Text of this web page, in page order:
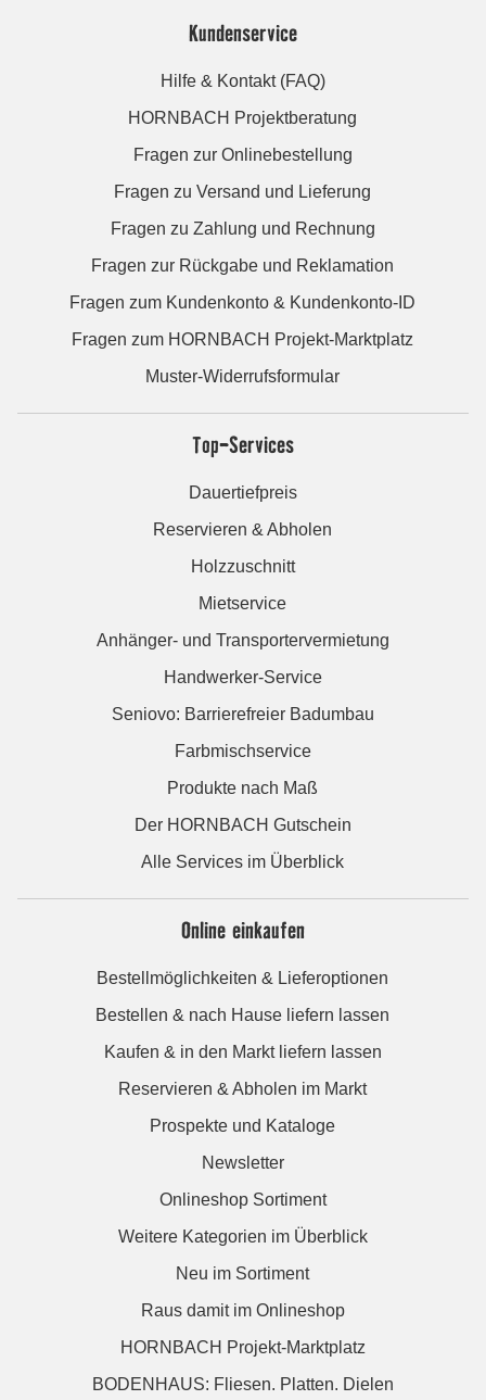
Kundenservice
Hilfe & Kontakt (FAQ)
HORNBACH Projektberatung
Fragen zur Onlinebestellung
Fragen zu Versand und Lieferung
Fragen zu Zahlung und Rechnung
Fragen zur Rückgabe und Reklamation
Fragen zum Kundenkonto & Kundenkonto-ID
Fragen zum HORNBACH Projekt-Marktplatz
Muster-Widerrufsformular
Top-Services
Dauertiefpreis
Reservieren & Abholen
Holzzuschnitt
Mietservice
Anhänger- und Transportervermietung
Handwerker-Service
Seniovo: Barrierefreier Badumbau
Farbmischservice
Produkte nach Maß
Der HORNBACH Gutschein
Alle Services im Überblick
Online einkaufen
Bestellmöglichkeiten & Lieferoptionen
Bestellen & nach Hause liefern lassen
Kaufen & in den Markt liefern lassen
Reservieren & Abholen im Markt
Prospekte und Kataloge
Newsletter
Onlineshop Sortiment
Weitere Kategorien im Überblick
Neu im Sortiment
Raus damit im Onlineshop
HORNBACH Projekt-Marktplatz
BODENHAUS: Fliesen. Platten. Dielen